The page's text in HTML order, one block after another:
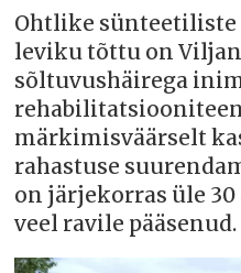
Ohtlike sünteetiliste
leviku tõttu on
sõltuvushäirega
märkimisväärselt
rahastuse
on järjekorras üle 30
veel ravile pääsenud.